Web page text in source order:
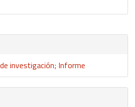
investigación; Informe